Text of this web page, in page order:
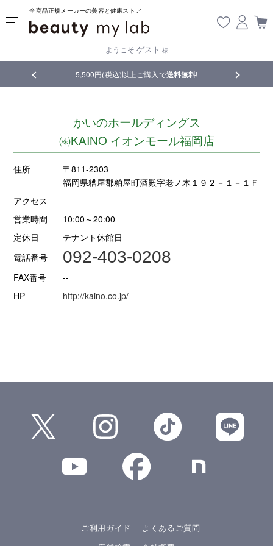
全商品正規メーカーの美容と健康ストア
ようこそ ゲスト 様
5,500円(税込)以上ご購入で送料無料! 【重要】
かいのホールディングス
㈱KAINO イオンモール福岡店
住所
〒811-2303
福岡県糟屋郡粕屋町酒殿字老ノ木１９２－１－１Ｆ
アクセス
営業時間
10:00～20:00
定休日
テナント休館日
電話番号
092-403-0208
FAX番号
--
HP
http://kaino.co.jp/
ご利用ガイド
よくあるご質問